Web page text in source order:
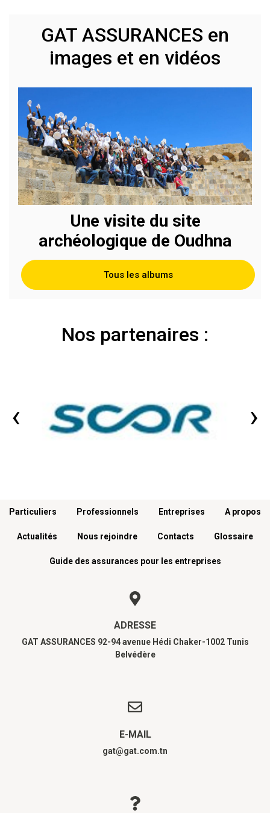
GAT ASSURANCES en
images et en vidéos
Une visite du site
archéologique de Oudhna
Tous les albums
Nos partenaires :
‹ ›
Menu footer
Particuliers Professionnels Entreprises A propos
Actualités Nous rejoindre Contacts Glossaire
Guide des assurances pour les entreprises
ADRESSE
GAT ASSURANCES 92-94 avenue Hédi Chaker-1002 Tunis
Belvédère
E-MAIL
gat@gat.com.tn